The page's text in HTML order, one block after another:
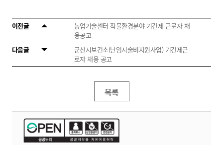
이전글
농업기술센터 작물환경분야 기간제 근로자 채
용공고
다음글
군산시보건소(난임시술비지원사업) 기간제근
로자 채용 공고
목록